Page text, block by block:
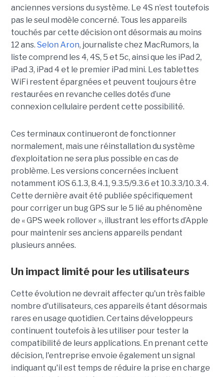
anciennes versions du système. Le 4S n’est toutefois
pas le seul modèle concerné. Tous les appareils
touchés par cette décision ont désormais au moins
12 ans. Selon Aron, journaliste chez MacRumors, la
liste comprend les 4, 4S, 5 et 5c, ainsi que les iPad 2,
iPad 3, iPad 4 et le premier iPad mini. Les tablettes
WiFi restent épargnées et peuvent toujours être
restaurées en revanche celles dotés d’une
connexion cellulaire perdent cette possibilité.
Ces terminaux continueront de fonctionner
normalement, mais une réinstallation du système
d’exploitation ne sera plus possible en cas de
problème. Les versions concernées incluent
notamment iOS 6.1.3, 8.4.1, 9.3.5/9.3.6 et 10.3.3/10.3.4.
Cette dernière avait été publiée spécifiquement
pour corriger un bug GPS sur le 5 lié au phénomène
de « GPS week rollover », illustrant les efforts d’Apple
pour maintenir ses anciens appareils pendant
plusieurs années.
Un impact limité pour les utilisateurs
Cette évolution ne devrait affecter qu'un très faible
nombre d'utilisateurs, ces appareils étant désormais
rares en usage quotidien. Certains développeurs
continuent toutefois à les utiliser pour tester la
compatibilité de leurs applications. En prenant cette
décision, l'entreprise envoie également un signal
indiquant qu'il est temps de réduire la prise en charge